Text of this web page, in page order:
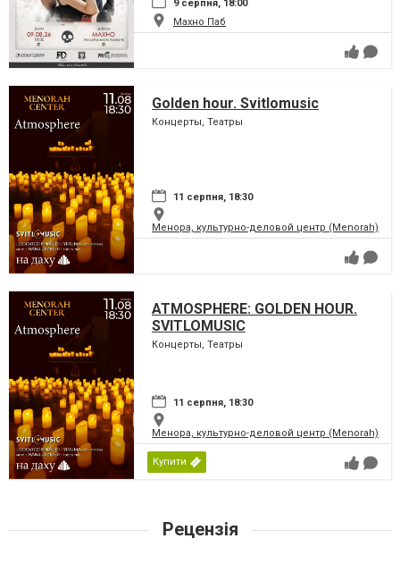
9 серпня, 18:00
Махно Паб
Golden hour. Svitlomusic
Концерты, Театры
11 серпня, 18:30
Менора, культурно-деловой центр (Menorah)
ATMOSPHERE: GOLDEN HOUR.
SVITLOMUSIC
Концерты, Театры
11 серпня, 18:30
Менора, культурно-деловой центр (Menorah)
Купити
Рецензія